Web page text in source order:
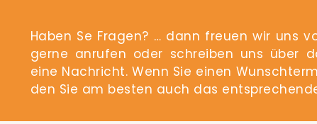
Haben Se Fra­gen? … dann freu­en wir uns
ger­ne anru­fen oder schrei­ben uns über
eine Nach­richt. Wenn Sie einen
den Sie am bes­ten auch das